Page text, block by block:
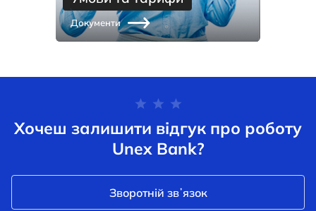
Документи
Хочеш залишити відгук про роботу
Unex Bank?
Зворотній звʼязок